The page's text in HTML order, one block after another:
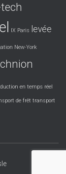
IX Paris
levée
New-York
en temps réel
de frêt transport